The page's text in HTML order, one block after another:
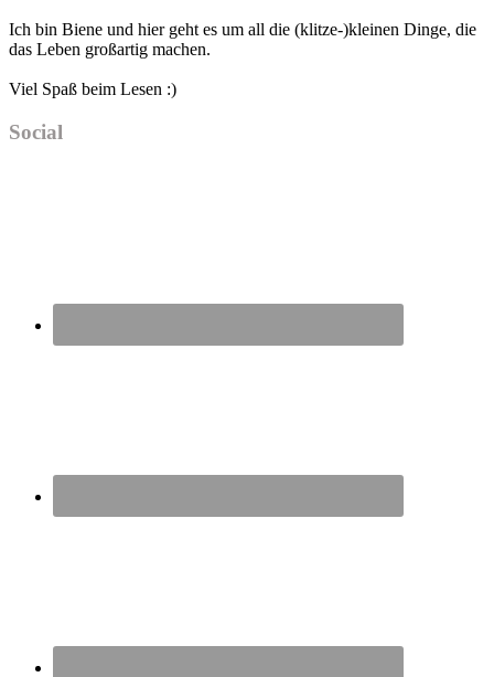
Ich bin Biene und hier geht es um all die (klitze-)kleinen Dinge, die
das Leben großartig machen.
Viel Spaß beim Lesen :)
Social